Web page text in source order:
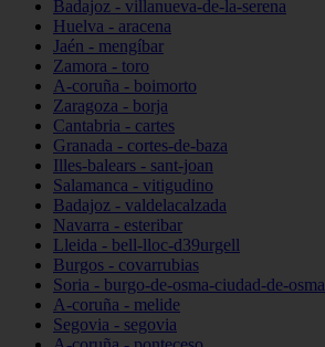
Badajoz - villanueva-de-la-serena
Huelva - aracena
Jaén - mengíbar
Zamora - toro
A-coruña - boimorto
Zaragoza - borja
Cantabria - cartes
Granada - cortes-de-baza
Illes-balears - sant-joan
Salamanca - vitigudino
Badajoz - valdelacalzada
Navarra - esteribar
Lleida - bell-lloc-d39urgell
Burgos - covarrubias
Soria - burgo-de-osma-ciudad-de-osma
A-coruña - melide
Segovia - segovia